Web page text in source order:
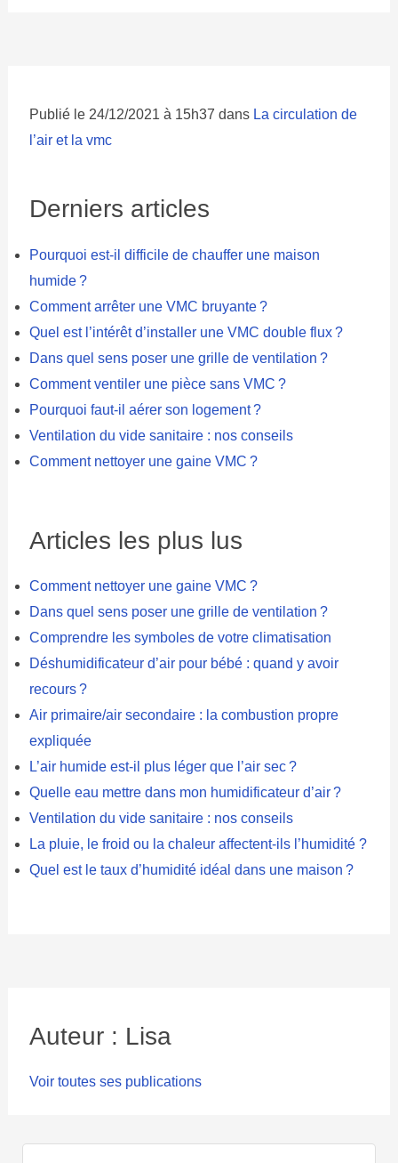
Publié le 24/12/2021 à 15h37 dans La circulation de
l’air et la vmc
Derniers articles
Pourquoi est-il difficile de chauffer une maison
humide ?
Comment arrêter une VMC bruyante ?
Quel est l’intérêt d’installer une VMC double flux ?
Dans quel sens poser une grille de ventilation ?
Comment ventiler une pièce sans VMC ?
Pourquoi faut-il aérer son logement ?
Ventilation du vide sanitaire : nos conseils
Comment nettoyer une gaine VMC ?
Articles les plus lus
Comment nettoyer une gaine VMC ?
Dans quel sens poser une grille de ventilation ?
Comprendre les symboles de votre climatisation
Déshumidificateur d’air pour bébé : quand y avoir
recours ?
Air primaire/air secondaire : la combustion propre
expliquée
L’air humide est-il plus léger que l’air sec ?
Quelle eau mettre dans mon humidificateur d’air ?
Ventilation du vide sanitaire : nos conseils
La pluie, le froid ou la chaleur affectent-ils l’humidité ?
Quel est le taux d’humidité idéal dans une maison ?
Auteur : Lisa
Voir toutes ses publications